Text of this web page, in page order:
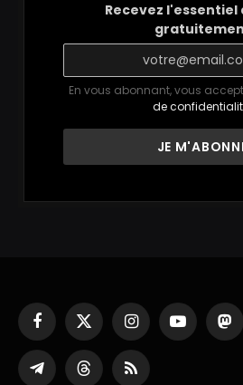
Recevez l'essentiel
En vous abonnant, vous
de
Facebook
X
(Twitter)
InstagramYouTube
PartagerThreadsRSS